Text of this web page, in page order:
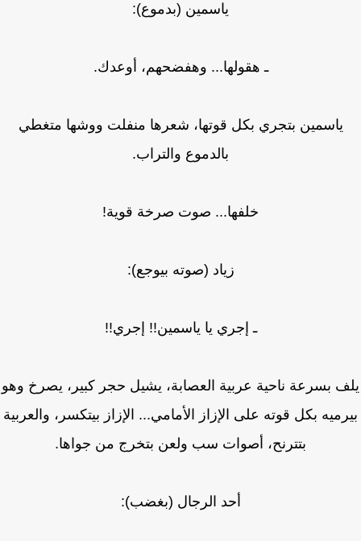
ياسمين (بدموع):
ـ هقولها... وهفضحهم، أوعدك.
ياسمين بتجري بكل قوتها، شعرها منفلت ووشها متغطي
بالدموع والتراب.
خلفها... صوت صرخة قوية!
زياد (صوته بيوجع):
ـ إجري يا ياسمين!! إجري!!
بسرعة ناحية عربية العصابة، يشيل حجر كبير، يصرخ وهو
بكل قوته على الإزاز الأمامي... الإزاز بيتكسر، والعربية
بتترنح، أصوات سب ولعن بتخرج من جواها.
أحد الرجال (بغضب):